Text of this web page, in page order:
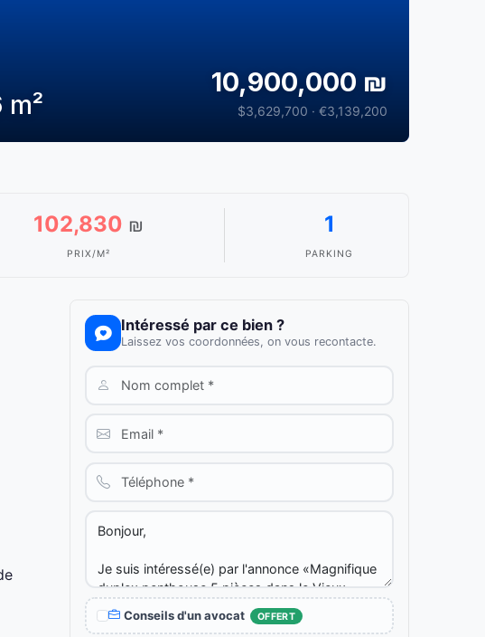
10,900,000 ₪
$3,629,700 · €3,139,200
102,830 ₪
PRIX/M²
1
PARKING
Intéressé par ce bien ?
Laissez vos coordonnées, on vous recontacte.
Conseils d'un avocat OFFERT